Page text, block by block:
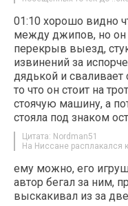
01:10 хорошо видно
между джипов, но он
перекрыв выезд,
извинений за
дядькой и
то что он стоит на
стоячую машину, а
стояла под знаком
Цитата: Nordman51
На Ниссане расплакался
ему можно, его
автор бегал за ним,
выскакивал из за